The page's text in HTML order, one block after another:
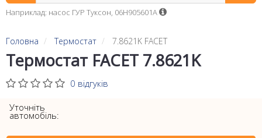
Наприклад: насос ГУР Туксон, 06H905601A
Головна Термостат 7.8621K FACET
Термостат FACET 7.8621K
0 відгуків
Уточніть
автомобіль: